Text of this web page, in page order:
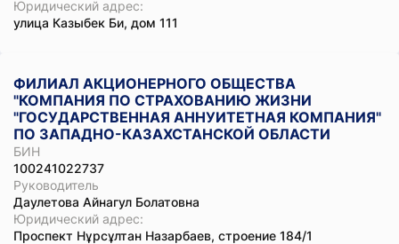
Юридический адрес:
улица Казыбек Би, дом 111
ФИЛИАЛ АКЦИОНЕРНОГО ОБЩЕСТВА
"КОМПАНИЯ ПО СТРАХОВАНИЮ ЖИЗНИ
"ГОСУДАРСТВЕННАЯ АННУИТЕТНАЯ КОМПАНИЯ"
ПО ЗАПАДНО-КАЗАХСТАНСКОЙ ОБЛАСТИ
БИН
100241022737
Руководитель
Даулетова Айнагул Болатовна
Юридический адрес:
Проспект Нұрсұлтан Назарбаев, строение 184/1